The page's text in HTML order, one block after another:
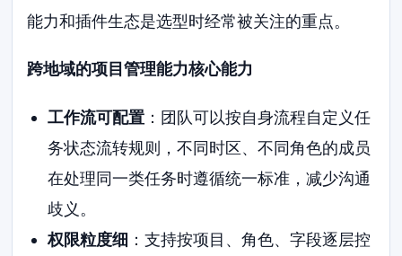
能力和插件生态是选型时经常被关注的重点。
跨地域的项目管理能力核心能力
工作流可配置：团队可以按自身流程自定义任
务状态流转规则，不同时区、不同角色的成员
在处理同一类任务时遵循统一标准，减少沟通
歧义。
权限粒度细 ：支持按项目、角色、字段逐层控